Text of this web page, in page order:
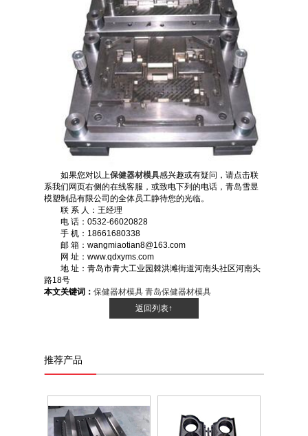
如果您对以上保健器材模具感兴趣或有疑问，请点击联
系我们网页右侧的在线客服，或致电下列的电话，青岛雪昱
模塑制品有限公司的全体员工静待您的光临。
联 系 人：王经理
电 话：0532-66020828
手 机：18661680338
邮 箱：wangmiaotian8@163.com
网 址：www.qdxyms.com
地 址：青岛市青大工业园棘洪滩街道河南头社区河南头
路18号
本文关键词： 保健器材模具 青岛保健器材模具
返回列表↑
推荐产品